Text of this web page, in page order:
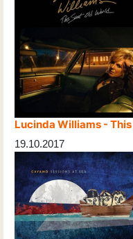
Lucinda Williams -
19.10.2017